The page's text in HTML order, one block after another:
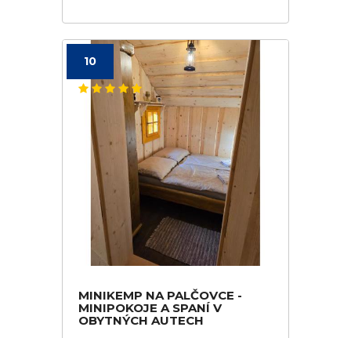
10
MINIKEMP NA PALČOVCE -
MINIPOKOJE A SPANÍ V
OBYTNÝCH AUTECH